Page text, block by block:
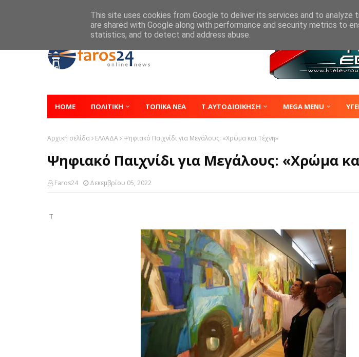
HOME ΠΟΛΙΤΙΚΗ ΤΟΠΙΚΑ ΝΕΑ Τ.ΑΥΤΟΔΙΟΙΚΗΣΗ MEGA MENU
Αρχική σελίδα ΕΛΛΑΔΑ Ψηφιακό Παιχνίδι για Μεγάλους: «Χρώμα και Τέχνη»
Ψηφιακό Παιχνίδι για Μεγάλους: «Χρώμα
Faros24 Δεκεμβρίου 05, 2022
Τ
This site uses cookies from Google to deliver its services and to analyze
are shared with Google along with performance and security metrics to
statistics, and to detect and address abuse.